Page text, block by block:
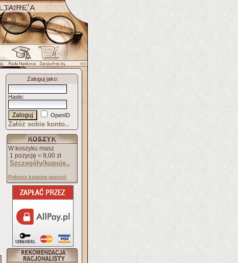
Zaloguj jako:
Hasło:
OpenID
Załóż sobie konto..
W koszyku masz
1 pozycję = 9,00 zł
Szczegóły/kupuję..
Pobierz katalog pozycji